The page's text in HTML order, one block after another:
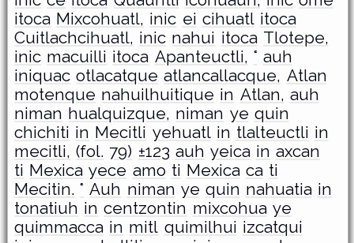
itoca Mixcohuatl, inic ei cihuatl itoca
Cuitlachcihuatl, inic nahui itoca Tlotepe,
inic macuilli itoca Apanteuctli, ° auh
iniquac otlacatque atlancallacque, Atlan
motenque nahuilhuitique in Atlan, auh
niman hualquizque, niman ye quin
chichiti in Mecitli yehuatl in tlalteuctli in
mecitli, (fol. 79) ±123 auh yeica in axcan
ti Mexica yece amo ti Mexica ca ti
Mecitin. ° Auh niman ye quin nahuatia in
tonatiuh in centzontin mixcohua ye
quimmacca in mitl quimilhui izcatqui